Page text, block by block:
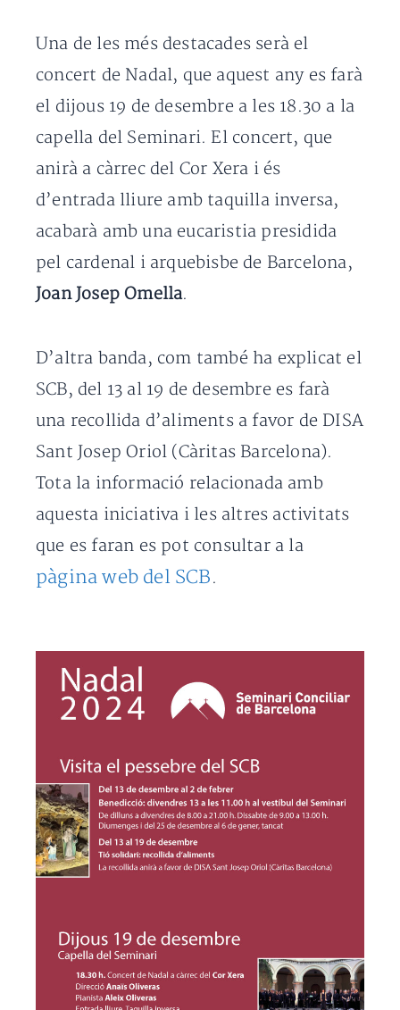
Una de les més destacades serà el
concert de Nadal, que aquest any es farà
el dijous 19 de desembre a les 18.30 a la
capella del Seminari. El concert, que
anirà a càrrec del Cor Xera i és
d’entrada lliure amb taquilla inversa,
acabarà amb una eucaristia presidida
pel cardenal i arquebisbe de Barcelona,
Joan Josep Omella.
D’altra banda, com també ha explicat el
SCB, del 13 al 19 de desembre es farà
una recollida d’aliments a favor de DISA
Sant Josep Oriol (Càritas Barcelona).
Tota la informació relacionada amb
aquesta iniciativa i les altres activitats
que es faran es pot consultar a la
pàgina web del SCB.